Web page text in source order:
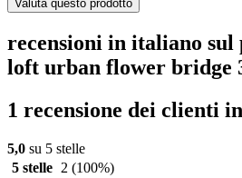
Valuta questo prodotto
recensioni in italiano sul
loft urban flower bridge
1 recensione dei clienti
5,0 su 5 stelle
5 stelle
2 (100%)